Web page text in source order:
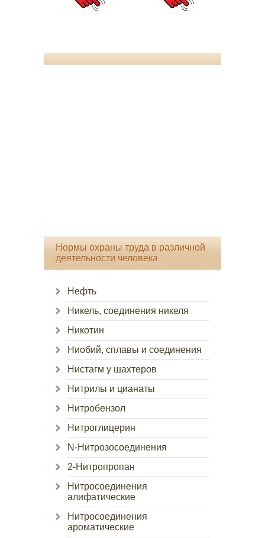
Нормы охраны труда в различной
деятельности человека
Нефть
Никель, соединения никеля
Никотин
Ниобий, сплавы и соединения
Нистагм у шахтеров
Нитрилы и цианаты
Нитробензол
Нитроглицерин
N-Нитрозосоединения
2-Нитропропан
Нитросоединения
алифатические
Нитросоединения
ароматические